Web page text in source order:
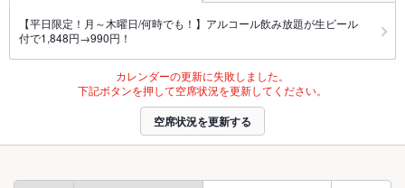
【平日限定！月～木曜日/何時でも！】アルコール飲み放題が生ビール
付で1,848円→990円！
カレンダーの更新に失敗しました。
下記ボタンを押して空席状況を更新してください。
空席状況を更新する